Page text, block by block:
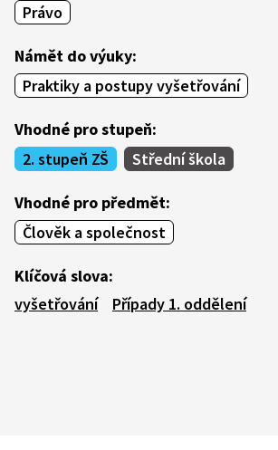
Právo
Námět do výuky:
Praktiky a postupy vyšetřování
Vhodné pro stupeň:
2. stupeň ZŠ
Střední škola
Vhodné pro předmět:
Člověk a společnost
Klíčová slova:
vyšetřování
Případy 1. oddělení